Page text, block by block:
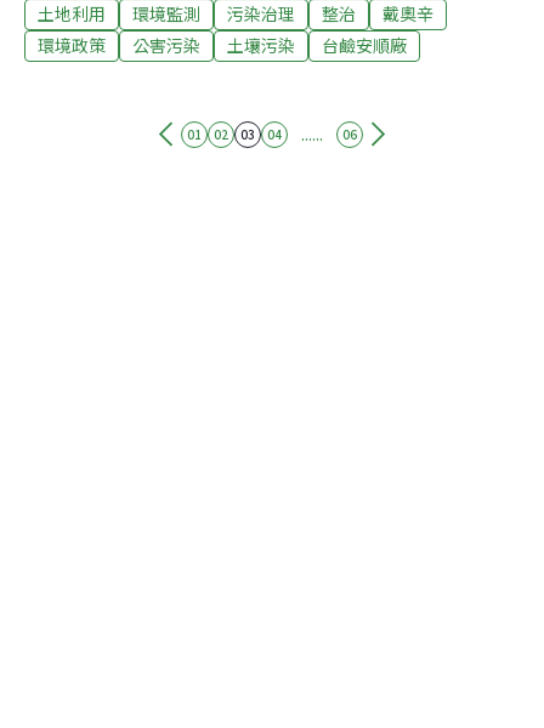
標準整治。市府已函文中石化公司限今年6月30日前完成
「中國石油化學工業開發股份有限公司安順廠土壤汙染整
的方面，持續發放血液高濃度戴奧辛者慰問金，落實居民
土地利用 環境監測 污染治理 整治
戴奧辛
環境政策
公害污染 土壤污染 台鹼安順廠
01 02 03 04 ...... 06